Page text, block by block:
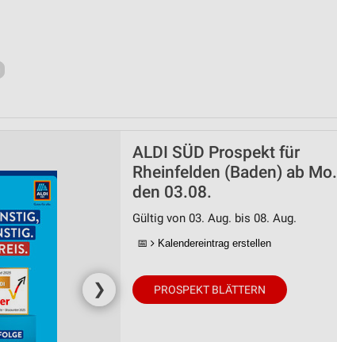
❯
ALDI SÜD Prospekt für
Rheinfelden (Baden) ab Mo.
den 03.08.
Gültig von 03. Aug. bis 08. Aug.
📅 Kalendereintrag erstellen
PROSPEKT BLÄTTERN